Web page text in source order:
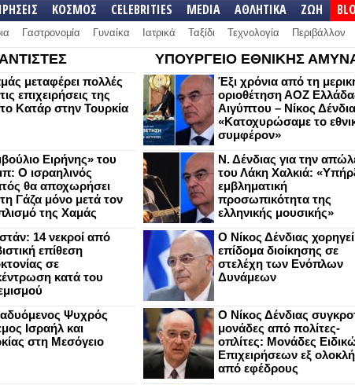
ΚΟΣΜΟΣ CELEBRITIES MEDIA ΑΘΛΗΤΙΚΑ ΖΩΗ
Γαστρονομία Γυναίκα Ιατρικά Ταξίδι Τεχνολογία Περιβάλλον
μεταφέρει πολλές
επιχειρήσεις της
Κατάρ στην Τουρκία
Ειρήνης» του
Ο ισραηλινός
θα αποχωρήσει
Γάζα μόνο μετά τον
της Χαμάς
14 νεκροί από
επίθεση
σε
κατά του
Ψυχρός
Ισραήλ και
στη Μεσόγειο
ΥΠΟΥΡΓΕΙΟ ΕΘΝΙΚΗΣ
Έξι χρόνια από τη
οριοθέτηση ΑΟΖ
Αιγύπτου – Νίκος
«Κατοχυρώσαμε το
συμφέρον»
Ν. Δένδιας για την
του Λάκη Χαλκιά:
εμβληματική
προσωπικότητα της
ελληνικής μουσικής»
Ο Νίκος Δένδιας
επίδομα διοίκησης σε
στελέχη των Ενόπλων
Δυνάμεων
Ο Νίκος Δένδιας
μονάδες από πολίτες-
οπλίτες: Μονάδες
Επιχειρήσεων εξ
από εφέδρους